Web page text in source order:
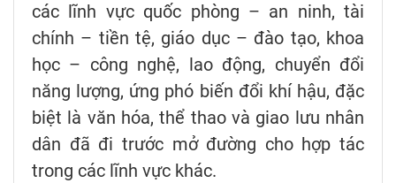
các lĩnh vực quốc phòng – an ninh, tài
chính – tiền tệ, giáo dục – đào tạo, khoa
học – công nghệ, lao động, chuyển đổi
năng lượng, ứng phó biến đổi khí hậu, đặc
biệt là văn hóa, thể thao và giao lưu nhân
dân đã đi trước mở đường cho hợp tác
trong các lĩnh vực khác.